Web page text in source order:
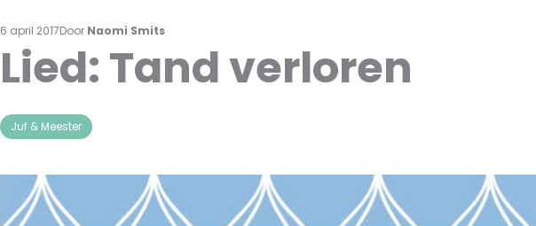
6 april 2017Door Naomi Smits
Juf & Meester
Lied: Tand verloren